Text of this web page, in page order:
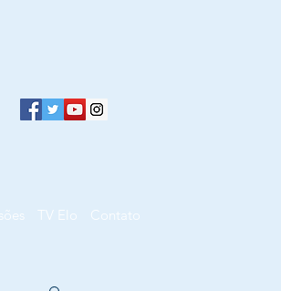
TV Elo Contato